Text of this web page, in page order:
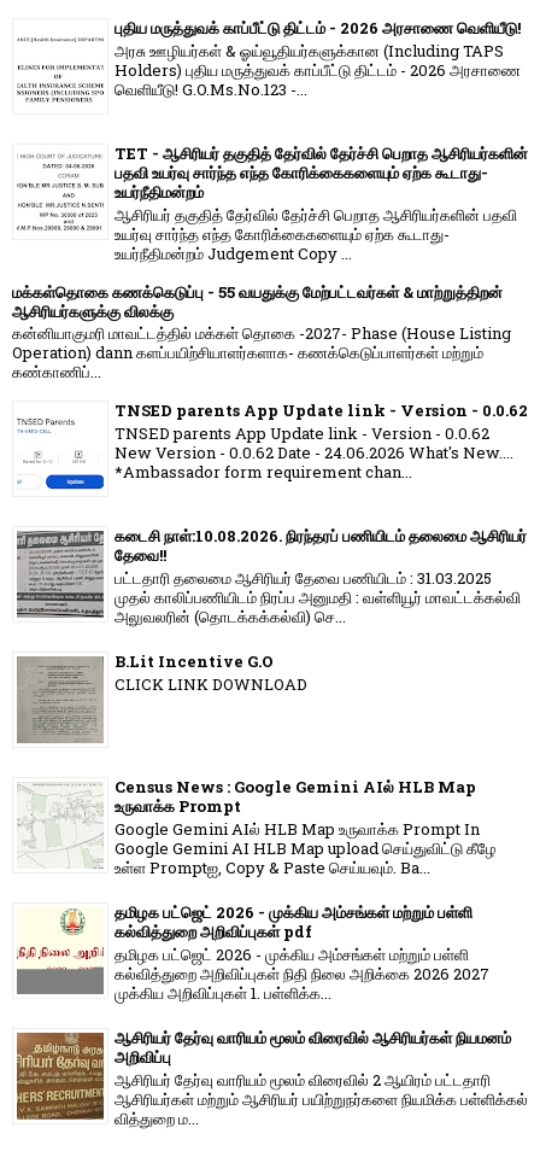
புதிய மருத்துவக் காப்பீட்டு திட்டம் - 2026 அரசாணை வெளியீடு!
அரசு ஊழியர்கள் & ஓய்வூதியர்களுக்கான (Including TAPS
Holders) புதிய மருத்துவக் காப்பீட்டு திட்டம் - 2026 அரசாணை
வெளியீடு! G.O.Ms.No.123 -...
TET - ஆசிரியர் தகுதித் தேர்வில் தேர்ச்சி பெறாத ஆசிரியர்களின்
பதவி உயர்வு சார்ந்த எந்த கோரிக்கைகளையும் ஏற்க கூடாது-
உயர்நீதிமன்றம்
ஆசிரியர் தகுதித் தேர்வில் தேர்ச்சி பெறாத ஆசிரியர்களின் பதவி
உயர்வு சார்ந்த எந்த கோரிக்கைகளையும் ஏற்க கூடாது-
உயர்நீதிமன்றம் Judgement Copy ...
மக்கள்தொகை கணக்கெடுப்பு - 55 வயதுக்கு மேற்பட்டவர்கள் & மாற்றுத்திறன்
ஆசிரியர்களுக்கு விலக்கு
கன்னியாகுமரி மாவட்டத்தில் மக்கள் தொகை -2027- Phase (House Listing
Operation) dann களப்பயிற்சியாளர்களாக- கணக்கெடுப்பாளர்கள் மற்றும்
கண்காணிப்...
TNSED parents App Update link - Version - 0.0.62
TNSED parents App Update link - Version - 0.0.62
New Version - 0.0.62 Date - 24.06.2026 What's New....
*Ambassador form requirement chan...
கடைசி நாள்:10.08.2026. நிரந்தரப் பணியிடம் தலைமை ஆசிரியர்
தேவை!!
பட்டதாரி தலைமை ஆசிரியர் தேவை பணியிடம் : 31.03.2025
முதல் காலிப்பணியிடம் நிரப்ப அனுமதி : வள்ளியூர் மாவட்டக்கல்வி
அலுவலரின் (தொடக்கக்கல்வி) செ...
B.Lit Incentive G.O
CLICK LINK DOWNLOAD
Census News : Google Gemini AIல் HLB Map
உருவாக்க Prompt
Google Gemini AIல் HLB Map உருவாக்க Prompt In
Google Gemini AI HLB Map upload செய்துவிட்டு கீழே
உள்ள Promptஐ, Copy & Paste செய்யவும். Ba...
தமிழக பட்ஜெட் 2026 - முக்கிய அம்சங்கள் மற்றும் பள்ளி
கல்வித்துறை அறிவிப்புகள் pdf
தமிழக பட்ஜெட் 2026 - முக்கிய அம்சங்கள் மற்றும் பள்ளி
கல்வித்துறை அறிவிப்புகள் நிதி நிலை அறிக்கை 2026 2027
முக்கிய அறிவிப்புகள் 1. பள்ளிக்க...
ஆசிரியர் தேர்வு வாரியம் மூலம் விரைவில் ஆசிரியர்கள் நியமனம்
அறிவிப்பு
ஆசிரியர் தேர்வு வாரி​யம் மூலம் விரை​வில் 2 ஆயிரம் பட்​ட​தாரி
ஆசிரியர்​கள் மற்​றும் ஆசிரியர் பயிற்றுநர்​களை நியமிக்க பள்​ளிக்​கல்​
வித்​துறை ம...